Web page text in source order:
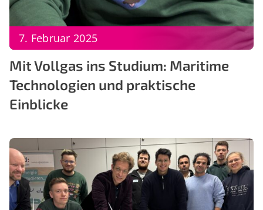
7. Februar 2025
Mit Vollgas ins Studium: Maritime
Technologien und praktische
Einblicke